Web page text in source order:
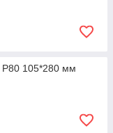
P80 105*280 мм